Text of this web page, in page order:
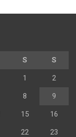
S S
1 2
8 9
15 16
22 23